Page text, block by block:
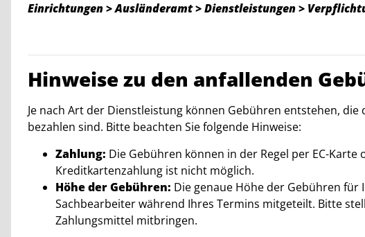
Einrichtungen > Ausländeramt > Dienstleistungen >
Hinweise zu den anfallenden
Je nach Art der Dienstleistung können Gebühren entstehen,
bezahlen sind. Bitte beachten Sie folgende Hinweise:
Zahlung: Die Gebühren können in der Regel per EC-
Kreditkartenzahlung ist nicht möglich.
Höhe der Gebühren: Die genaue Höhe der Gebühren für
Sachbearbeiter während Ihres Termins mitgeteilt. Bitte
Zahlungsmittel mitbringen.